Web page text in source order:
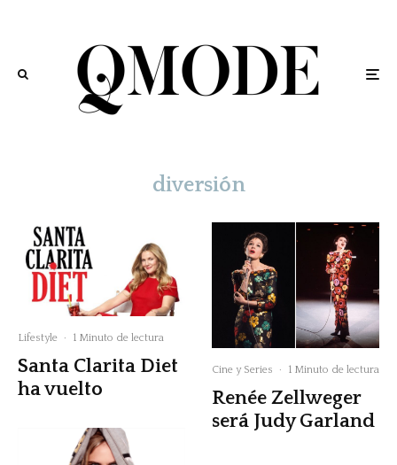
diversión
Lifestyle · 1 Minuto de lectura
Santa Clarita Diet
ha vuelto
Cine y Series · 1 Minuto de lectura
Renée Zellweger
será Judy Garland